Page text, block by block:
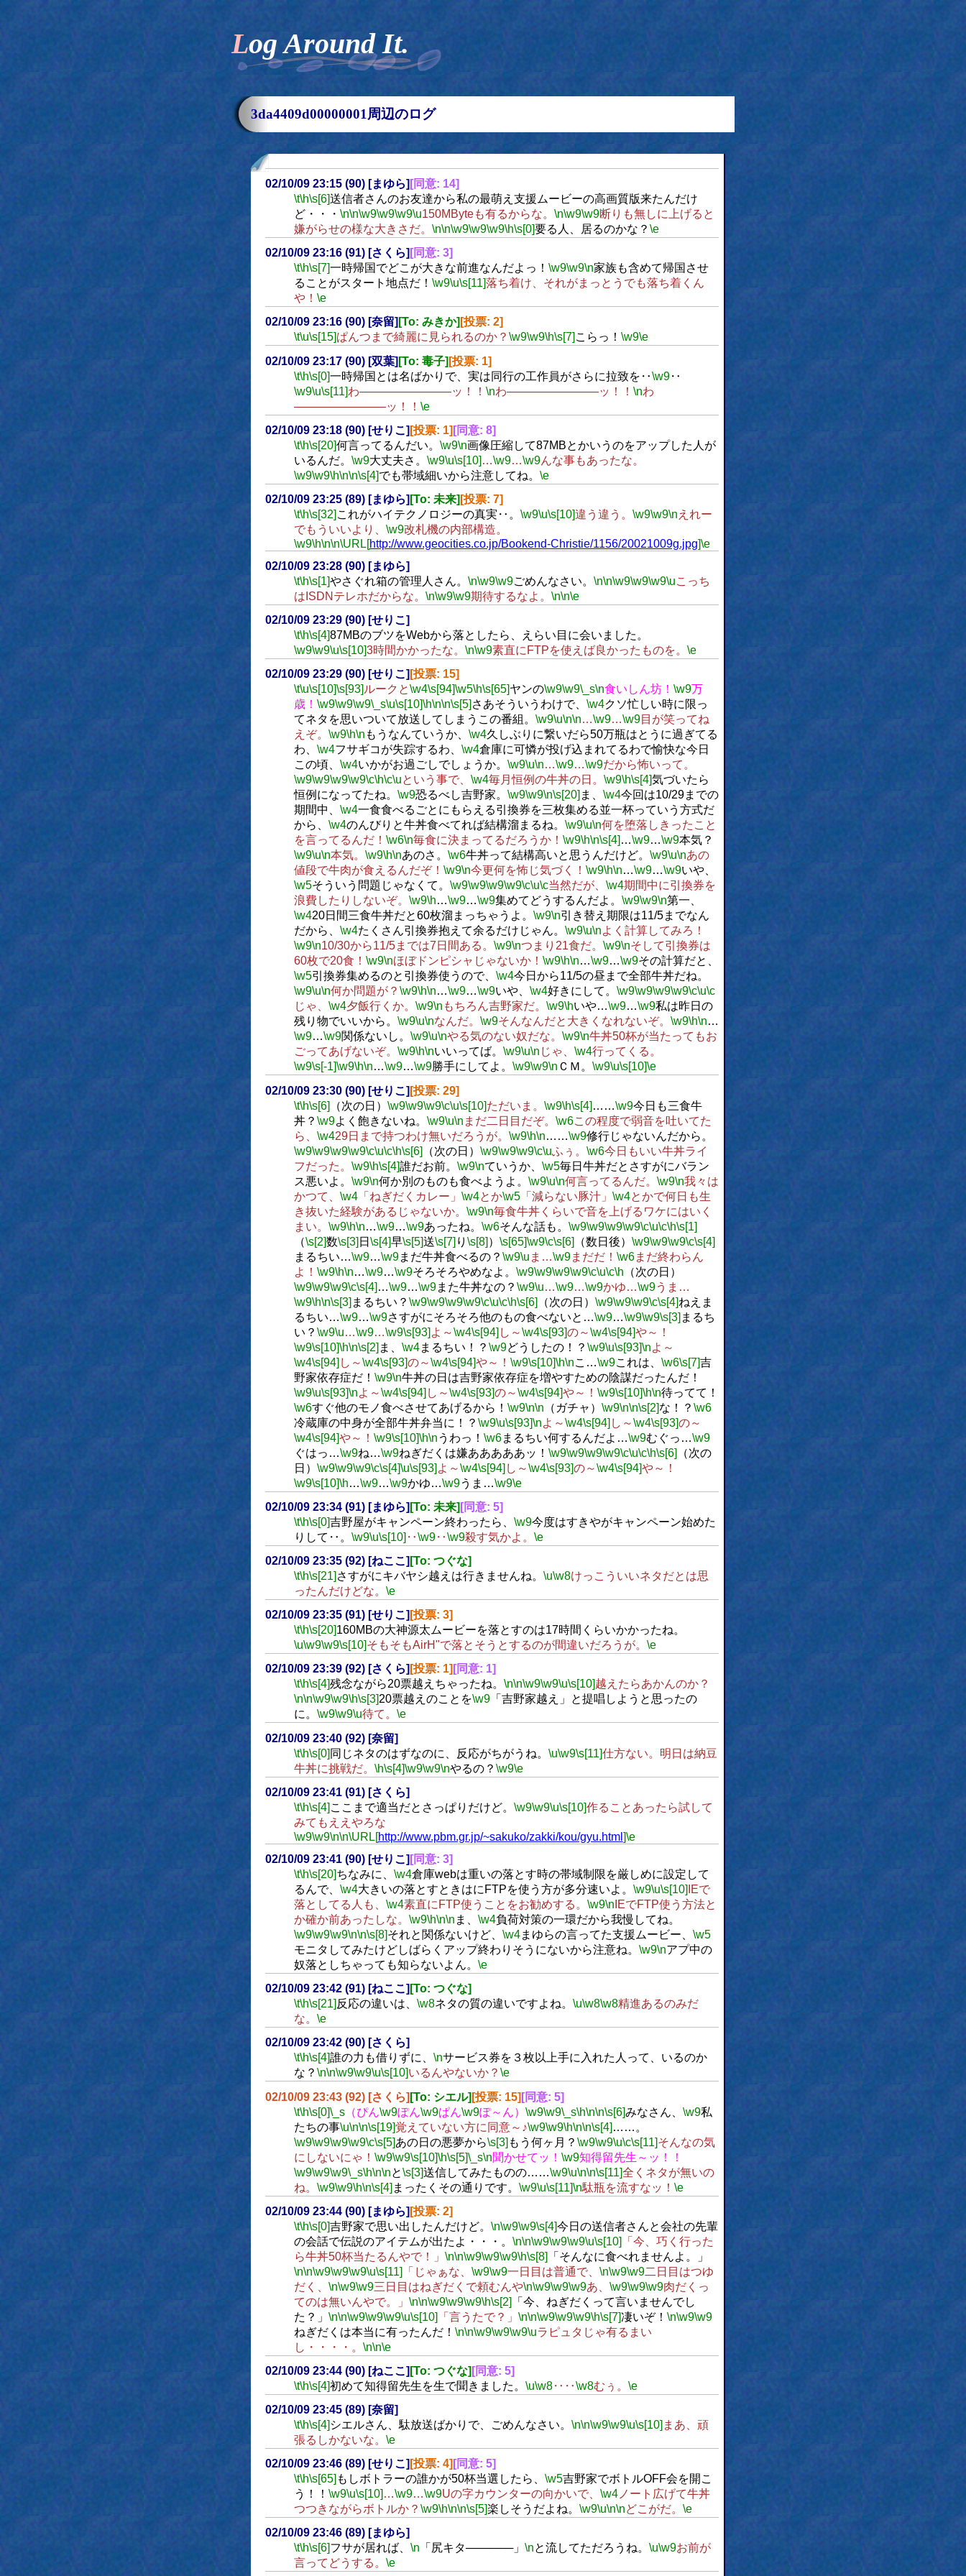
Log Around It.
3da4409d00000001周辺のログ
02/10/09 23:15 (90) [まゆら] [同意: 14]
\t\h\s[6]送信者さんのお友達から私の最萌え支援ムービーの高画質版来たんだけ
ど・・・ \n\n\w9\w9\w9\u150MByteも有るからな。 \n\w9\w9断りも無しに上げると
嫌がらせの様な大きさだ。 \n\n\w9\w9\w9\h\s[0]要る人、居るのかな？ \e
02/10/09 23:16 (91) [さくら] [同意: 3]
\t\h\s[7]一時帰国でどこが大きな前進なんだよっ！ \w9\w9\n家族も含めて帰国させ
ることがスタート地点だ！ \w9\u\s[11]落ち着け、それがまっとうでも落ち着くん
や！ \e
02/10/09 23:16 (90) [奈留] [To: みきか] [投票: 2]
\t\u\s[15]ぱんつまで綺麗に見られるのか？ \w9\w9\h\s[7] こらっ！ \w9\e
02/10/09 23:17 (90) [双葉] [To: 毒子] [投票: 1]
\t\h\s[0]一時帰国とは名ばかりで、実は同行の工作員がさらに拉致を‥\w9‥
\w9\u\s[11]わ――――――――ッ！！ \nわ――――――――ッ！！ \nわ
――――――――ッ！！ \e
02/10/09 23:18 (90) [せりこ] [投票: 1] [同意: 8]
\t\h\s[20]何言ってるんだい。 \w9\n画像圧縮して87MBとかいうのをアップした人が
いるんだ。 \w9大丈夫さ。 \w9\u\s[10] …\w9…\w9んな事もあったな。
\w9\w9\h\n\n\s[4]でも帯域細いから注意してね。 \e
02/10/09 23:25 (89) [まゆら] [To: 未来] [投票: 7]
\t\h\s[32] これがハイテクノロジーの真実‥。 \w9\u\s[10]違う違う。 \w9\w9\n えれー
でもういいより、 \w9改札機の内部構造。
\w9\h\n\n\URL[http://www.geocities.co.jp/Bookend-Christie/1156/20021009g.jpg]\e
02/10/09 23:28 (90) [まゆら]
\t\h\s[1]やさぐれ箱の管理人さん。 \n\w9\w9ごめんなさい。 \n\n\w9\w9\w9\uこっち
はISDNテレホだからな。 \n\w9\w9期待するなよ。 \n\n\e
02/10/09 23:29 (90) [せりこ]
\t\h\s[4]87MBのブツをWebから落としたら、えらい目に会いました。
\w9\w9\u\s[10]3時間かかったな。 \n\w9素直にFTPを使えば良かったものを。 \e
02/10/09 23:29 (90) [せりこ] [投票: 15]
\t\u\s[10] \s[93] ルークと\w4\s[94] \w5\h\s[65] ヤンの\w9\w9\_s\n食いしん坊！ \w9万
歳！ \w9\w9\w9\_s\u\s[10] \h\n\n\s[5] さあそういうわけで、 \w4クソ忙しい時に限っ
てネタを思いついて放送してしまうこの番組。 \w9\u\n\n…\w9…\w9目が笑ってね
えぞ。 \w9\h\n もうなんていうか、 \w4久しぶりに繋いだら50万瓶はとうに過ぎてる
わ、 \w4フサギコが失踪するわ、 \w4倉庫に可憐が投げ込まれてるわで愉快な今日
この頃、 \w4いかがお過ごしでしょうか。 \w9\u\n…\w9…\w9だから怖いって。
\w9\w9\w9\w9\c\h\c\uという事で、 \w4毎月恒例の牛丼の日。 \w9\h\s[4] 気づいたら
恒例になってたね。 \w9恐るべし吉野家。 \w9\w9\n\s[20] ま、 \w4今回は10/29までの
期間中、 \w4一食食べるごとにもらえる引換券を三枚集める並一杯っていう方式だ
から、 \w4のんびりと牛丼食べてれば結構溜まるね。 \w9\u\n何を堕落しきったこと
を言ってるんだ！ \w6\n毎食に決まってるだろうか！ \w9\h\n\s[4] …\w9…\w9本気？
\w9\u\n本気。 \w9\h\nあのさ。 \w6牛丼って結構高いと思うんだけど。 \w9\u\nあの
値段で牛肉が食えるんだぞ！ \w9\n今更何を怖じ気づく！ \w9\h\n…\w9…\w9いや、
\w5そういう問題じゃなくて。 \w9\w9\w9\w9\c\u\c当然だが、 \w4期間中に引換券を
浪費したりしないぞ。 \w9\h…\w9…\w9集めてどうするんだよ。 \w9\w9\n第一、
\w420日間三食牛丼だと60枚溜まっちゃうよ。 \w9\n引き替え期限は11/5までなん
だから、 \w4たくさん引換券抱えて余るだけじゃん。 \w9\u\nよく計算してみろ！
\w9\n10/30から11/5までは7日間ある。 \w9\nつまり21食だ。 \w9\nそして引換券は
60枚で20食！ \w9\nほぼドンピシャじゃないか！ \w9\h\n…\w9…\w9その計算だと、
\w5引換券集めるのと引換券使うので、 \w4今日から11/5の昼まで全部牛丼だね。
\w9\u\n何か問題が？ \w9\h\n…\w9…\w9いや、 \w4好きにして。 \w9\w9\w9\w9\c\u\c
じゃ、 \w4夕飯行くか。 \w9\n もちろん吉野家だ。 \w9\hいや…\w9…\w9私は昨日の
残り物でいいから。 \w9\u\nなんだ。 \w9そんなんだと大きくなれないぞ。 \w9\h\n…
\w9…\w9関係ないし。 \w9\u\nやる気のない奴だな。 \w9\n牛丼50杯が当たってもお
ごってあげないぞ。 \w9\h\nいいってば。 \w9\u\n じゃ、 \w4行ってくる。
\w9\s[-1] \w9\h\n…\w9…\w9勝手にしてよ。 \w9\w9\n ＣＭ。 \w9\u\s[10] \e
02/10/09 23:30 (90) [せりこ] [投票: 29]
\t\h\s[6] （次の日） \w9\w9\w9\c\u\s[10]ただいま。 \w9\h\s[4] ……\w9今日も三食牛
丼？ \w9よく飽きないね。 \w9\u\n まだ二日目だぞ。 \w6この程度で弱音を吐いてた
ら、 \w429日まで持つわけ無いだろうが。 \w9\h\n……\w9修行じゃないんだから。
\w9\w9\w9\w9\c\u\c\h\s[6] （次の日） \w9\w9\w9\c\uふぅ。 \w6今日もいい牛丼ライ
フだった。 \w9\h\s[4]誰だお前。 \w9\nていうか、 \w5毎日牛丼だとさすがにバラン
ス悪いよ。 \w9\n何か別のものも食べようよ。 \w9\u\n何言ってるんだ。 \w9\n我々は
かつて、 \w4「ねぎだくカレー」 \w4とか\w5「減らない豚汁」 \w4とかで何日も生
き抜いた経験があるじゃないか。 \w9\n毎食牛丼くらいで音を上げるワケにはいく
まい。 \w9\h\n…\w9…\w9あったね。 \w6そんな話も。 \w9\w9\w9\w9\c\u\c\h\s[1]
（\s[2]数\s[3] 日 \s[4]早\s[5]送\s[7] り \s[8] ） \s[65]\w9\c\s[6] （数日後） \w9\w9\w9\c\s[4]
まるちい…\w9…\w9まだ牛丼食べるの？ \w9\u ま…\w9まだだ！ \w6まだ終わらん
よ！ \w9\h\n…\w9…\w9そろそろやめなよ。 \w9\w9\w9\w9\c\u\c\h （次の日）
\w9\w9\w9\c\s[4] …\w9…\w9また牛丼なの？ \w9\u…\w9…\w9かゆ…\w9うま…
\w9\h\n\s[3] まるちい？ \w9\w9\w9\w9\c\u\c\h\s[6] （次の日） \w9\w9\w9\c\s[4]ねえま
るちい…\w9…\w9さすがにそろそろ他のもの食べないと…\w9…\w9\w9\s[3] まるち
い？ \w9\u…\w9…\w9\s[93] よ～\w4\s[94] し～\w4\s[93]の～\w4\s[94]や～！
\w9\s[10]\h\n\s[2] ま、 \w4まるちい！？ \w9どうしたの！？ \w9\u\s[93]\nよ～
\w4\s[94] し～\w4\s[93]の～\w4\s[94]や～！ \w9\s[10]\h\nこ…\w9これは、 \w6\s[7]吉
野家依存症だ！ \w9\n牛丼の日は吉野家依存症を増やすための陰謀だったんだ！
\w9\u\s[93]\nよ～\w4\s[94] し～\w4\s[93]の～\w4\s[94]や～！ \w9\s[10]\h\n待ってて！
\w6すぐ他のモノ食べさせてあげるから！ \w9\n\n （ガチャ） \w9\n\n\s[2]な！？ \w6
冷蔵庫の中身が全部牛丼弁当に！？ \w9\u\s[93]\nよ～\w4\s[94] し～\w4\s[93]の～
\w4\s[94]や～！ \w9\s[10]\h\n うわっ！ \w6まるちい何するんだよ…\w9むぐっ…\w9
ぐはっ…\w9ね…\w9ねぎだくは嫌あああああッ！ \w9\w9\w9\w9\c\u\c\h\s[6] （次の
日） \w9\w9\w9\c\s[4]\u\s[93] よ～\w4\s[94] し～\w4\s[93]の～\w4\s[94]や～！
\w9\s[10]\h…\w9…\w9かゆ…\w9うま…\w9\e
02/10/09 23:34 (91) [まゆら] [To: 未来] [同意: 5]
\t\h\s[0]吉野屋がキャンペーン終わったら、 \w9今度はすきやがキャンペーン始めた
りして‥。 \w9\u\s[10] ‥\w9‥\w9殺す気かよ。 \e
02/10/09 23:35 (92) [ねここ] [To: つぐな]
\t\h\s[21] さすがにキバヤシ越えは行きませんね。 \u\w8けっこういいネタだとは思
ったんだけどな。 \e
02/10/09 23:35 (91) [せりこ] [投票: 3]
\t\h\s[20]160MBの大神源太ムービーを落とすのは17時間くらいかかったね。
\u\w9\w9\s[10]そもそもAirH"で落とそうとするのが間違いだろうが。 \e
02/10/09 23:39 (92) [さくら] [投票: 1] [同意: 1]
\t\h\s[4]残念ながら20票越えちゃったね。 \n\n\w9\w9\u\s[10]越えたらあかんのか？
\n\n\w9\w9\h\s[3]20票越えのことを\w9「吉野家越え」と提唱しようと思ったの
に。 \w9\w9\u待て。 \e
02/10/09 23:40 (92) [奈留]
\t\h\s[0] 同じネタのはずなのに、反応がちがうね。 \u\w9\s[11]仕方ない。明日は納豆
牛丼に挑戦だ。 \h\s[4]\w9\w9\nやるの？ \w9\e
02/10/09 23:41 (91) [さくら]
\t\h\s[4] ここまで適当だとさっぱりだけど。 \w9\w9\u\s[10]作ることあったら試して
みてもええやろな
\w9\w9\n\n\URL[http://www.pbm.gr.jp/~sakuko/zakki/kou/gyu.html ]\e
02/10/09 23:41 (90) [せりこ] [同意: 3]
\t\h\s[20]ちなみに、 \w4倉庫webは重いの落とす時の帯域制限を厳しめに設定して
るんで、 \w4大きいの落とすときはにFTPを使う方が多分速いよ。 \w9\u\s[10] IEで
落としてる人も、 \w4素直にFTP使うことをお勧めする。 \w9\n IEでFTP使う方法と
か確か前あったしな。 \w9\h\n\n ま、 \w4負荷対策の一環だから我慢してね。
\w9\w9\w9\n\n\s[8]それと関係ないけど、 \w4まゆらの言ってた支援ムービー、 \w5
モニタしてみたけどしばらくアップ終わりそうにないから注意ね。 \w9\nアプ中の
奴落としちゃっても知らないよん。 \e
02/10/09 23:42 (91) [ねここ] [To: つぐな]
\t\h\s[21] 反応の違いは、 \w8ネタの質の違いですよね。 \u\w8\w8精進あるのみだ
な。 \e
02/10/09 23:42 (90) [さくら]
\t\h\s[4]誰の力も借りずに、 \nサービス券を３枚以上手に入れた人って、いるのか
な？ \n\n\w9\w9\u\s[10]いるんやないか？ \e
02/10/09 23:43 (92) [さくら] [To: シエル] [投票: 15] [同意: 5]
\t\h\s[0]\_s（ぴん\w9ぽん\w9ぱん\w9ぽ～ん） \w9\w9\_s\h\n\n\s[6]みなさん、 \w9私
たちの事\u\n\n\s[19]覚えていない方に同意～♪\w9\w9\h\n\n\s[4] ……。
\w9\w9\w9\w9\c\s[5]あの日の悪夢から\s[3] もう何ヶ月？ \w9\w9\u\c\s[11]そんなの気
にしないにゃ！ \w9\w9\s[10]\h\s[5]\_s\n聞かせてッ！ \w9知得留先生～ッ！！
\w9\w9\w9\_s\h\n\nと\s[3]送信してみたものの……\w9\u\n\n\s[11]全くネタが無いの
ね。 \w9\w9\h\n\s[4] まったくその通りです。 \w9\u\s[11]\n駄瓶を流すなッ！ \e
02/10/09 23:44 (90) [まゆら] [投票: 2]
\t\h\s[0]吉野家で思い出したんだけど。 \n\w9\w9\s[4]今日の送信者さんと会社の先輩
の会話で伝説のアイテムが出たよ・・・。 \n\n\w9\w9\w9\u\s[10] 「今、巧く行った
ら牛丼50杯当たるんやで！」 \n\n\w9\w9\w9\h\s[8] 「そんなに食べれませんよ。」
\n\n\w9\w9\w9\u\s[11] 「じゃぁな、 \w9\w9一日目は普通で、 \n\w9\w9二日目はつゆ
だく、 \n\w9\w9三日目はねぎだくで頼むんや\n\w9\w9\w9あ、 \w9\w9\w9肉だくっ
てのは無いんやで。」 \n\n\w9\w9\w9\h\s[2] 「今、ねぎだくって言いませんでし
た？」 \n\n\w9\w9\w9\u\s[10] 「言うたで？」 \n\n\w9\w9\w9\h\s[7]凄いぞ！ \n\w9\w9
ねぎだくは本当に有ったんだ！ \n\n\w9\w9\w9\uラピュタじゃ有るまい
し・・・・。 \n\n\e
02/10/09 23:44 (90) [ねここ] [To: つぐな] [同意: 5]
\t\h\s[4]初めて知得留先生を生で聞きました。 \u\w8‥‥\w8むぅ。 \e
02/10/09 23:45 (89) [奈留]
\t\h\s[4] シエルさん、駄放送ばかりで、ごめんなさい。 \n\n\w9\w9\u\s[10] まあ、頑
張るしかないな。 \e
02/10/09 23:46 (89) [せりこ] [投票: 4] [同意: 5]
\t\h\s[65] もしボトラーの誰かが50杯当選したら、 \w5吉野家でボトルOFF会を開こ
う！！ \w9\u\s[10] …\w9…\w9Uの字カウンターの向かいで、 \w4ノート広げて牛丼
つつきながらボトルか？ \w9\h\n\n\s[5]楽しそうだよね。 \w9\u\n\nどこがだ。 \e
02/10/09 23:46 (89) [まゆら]
\t\h\s[6] フサが居れば、 \n 「尻キタ──────」 \nと流してただろうね。 \u\w9お前が
言ってどうする。 \e